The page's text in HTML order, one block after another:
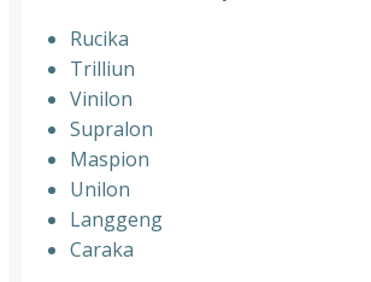
Rucika
Trilliun
Vinilon
Supralon
Maspion
Unilon
Langgeng
Caraka